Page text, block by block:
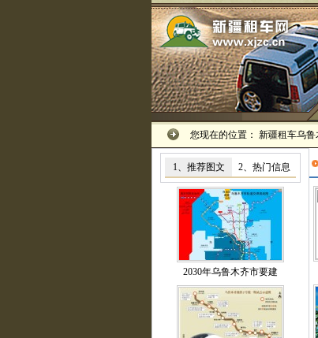
您现在的位置： 新疆租车乌鲁
1、推荐图文 2、热门信息
2030年乌鲁木齐市要建